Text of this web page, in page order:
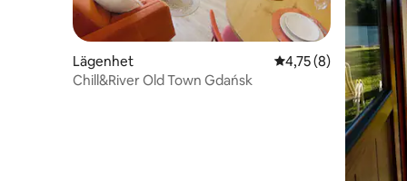
Lägenhet 4,75 av 5 i
4,75 (8)
Chill&River Old Town Gdańsk